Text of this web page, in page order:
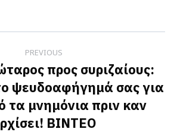
Facebook
X
LinkedIn
PREVIOUS
Previous
post:
προς συριζαίους:
ψευδοαφήγημά σας για
τα μνημόνια πριν καν
BINTEO